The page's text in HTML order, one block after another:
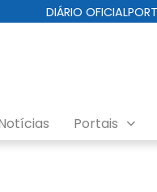
DIÁRIO OFICIAL
Portais